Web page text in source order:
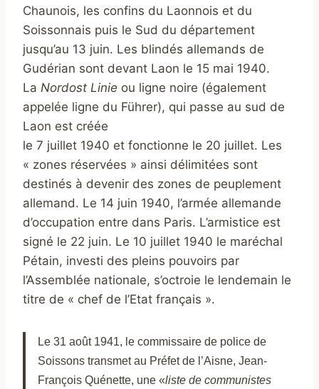
Chaunois, les confins du Laonnois et du
Soissonnais puis le Sud du département
jusqu’au 13 juin. Les blindés allemands de
Gudérian sont devant Laon le 15 mai 1940.
La Nordost Linie ou ligne noire (également
appelée ligne du Führer), qui passe au sud de
Laon est créée
le 7 juillet 1940 et fonctionne le 20 juillet. Les
« zones réservées » ainsi délimitées sont
destinés à devenir des zones de peuplement
allemand. Le 14 juin 1940, l’armée allemande
d’occupation entre dans Paris. L’armistice est
signé le 22 juin. Le 10 juillet 1940 le maréchal
Pétain, investi des pleins pouvoirs par
l’Assemblée nationale, s’octroie le lendemain le
titre de « chef de l’Etat français ».
Le 31 août 1941, le commissaire de police de
Soissons transmet au Préfet de l’Aisne, Jean-
François Quénette, une «liste de communistes